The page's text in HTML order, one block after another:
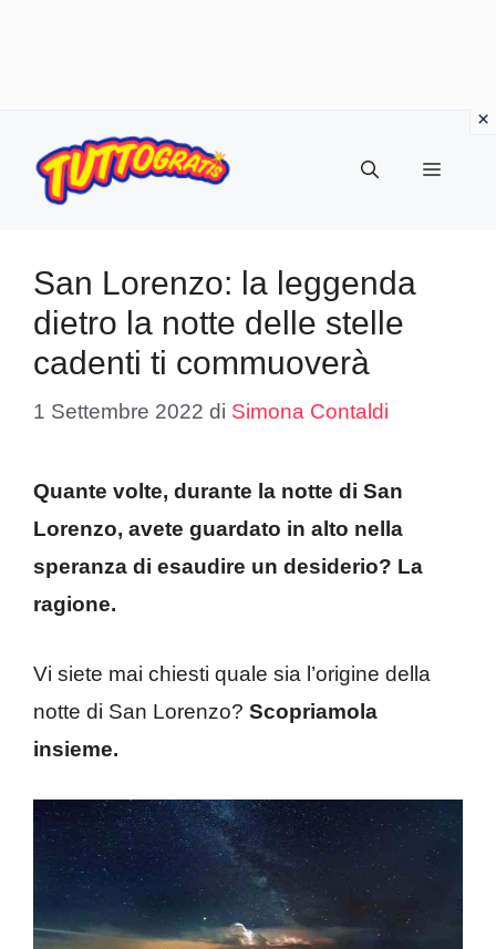
contenuto
Menu
San Lorenzo: la leggenda
dietro la notte delle stelle
cadenti ti commuoverà
1 Settembre 2022 di Simona Contaldi
Quante volte, durante la notte di San
Lorenzo, avete guardato in alto nella
speranza di esaudire un desiderio? La
ragione.
Vi siete mai chiesti quale sia l’origine della
notte di San Lorenzo? Scopriamola
insieme.